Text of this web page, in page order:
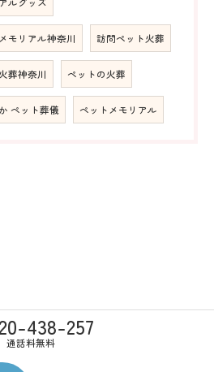
モリアル神奈川 訪問ペット火葬
葬神奈川 ペットの火葬
ペット葬儀 ペットメモリアル
438-257
通話料無料